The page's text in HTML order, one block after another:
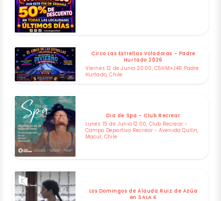
Circo Las Estrellas Voladoras - Padre
Hurtado 2026
Viernes 12 de Junio 20:00, C5HM+J4R Padre
Hurtado, Chile
Dia de Spa - Club Recrear
Lunes 15 de Junio 12:00, Club Recrear -
Campo Deportivo Recrear - Avenida Quilin,
Macul, Chile
Los Domingos de Alauda Ruiz de Azúa
en SALA K